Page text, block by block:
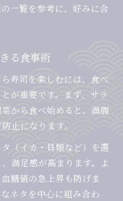
一覧を参考に、好みに合
る食事術
寿司を楽しむには、食べ
が重要です。まず、サラ
から食べ始めると、満腹
止になります。
（イカ・貝類など）を選
満足感が高まります。よ
糖値の急上昇も防げま
ネタを中心に組み合わ